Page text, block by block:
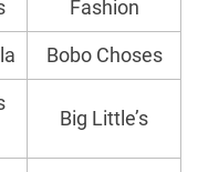
Fashion
Bobo Choses
Big Little’s